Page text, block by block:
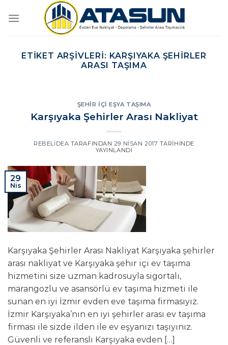
atla
ETIKET ARŞIVLERI: KARŞIYAKA ŞEHIRLER
ARASI TAŞIMA
ŞEHIR İÇI EŞYA TAŞIMA
Karşıyaka Şehirler Arası Nakliyat
REBELIDEA TARAFINDAN 29 NISAN 2017 TARIHINDE
YAYINLANDI
29
Nis
Karşıyaka Şehirler Arası Nakliyat Karşıyaka şehirler
arası nakliyat ve Karşıyaka şehir içi ev taşıma
hizmetini size uzman kadrosuyla sigortalı,
marangozlu ve asansörlü ev taşıma hizmeti ile
sunan en iyi İzmir evden eve taşıma firmasıyız.
İzmir Karşıyaka’nın en iyi şehirler arası ev taşıma
firması ile sizde ilden ile ev eşyanızı taşıyınız.
Güvenli ve referanslı Karşıyaka evden […]